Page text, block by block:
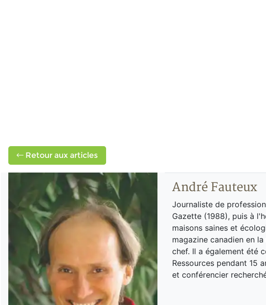
Retour aux articles
André Fauteux
Journaliste de
Gazette (1988), puis à
maisons saines et
magazine canadien en
chef. Il a également été
Ressources pendant 15
et conférencier